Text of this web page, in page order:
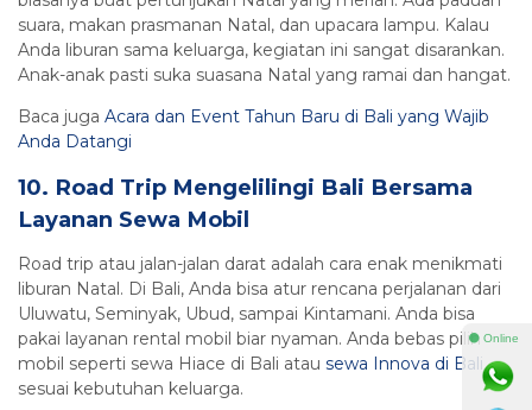
suara, makan prasmanan Natal, dan upacara lampu. Kalau
Anda liburan sama keluarga, kegiatan ini sangat disarankan.
Anak-anak pasti suka suasana Natal yang ramai dan hangat.
Baca juga Acara dan Event Tahun Baru di Bali yang Wajib
Anda Datangi
10. Road Trip Mengelilingi Bali Bersama
Layanan Sewa Mobil
Road trip atau jalan-jalan darat adalah cara enak menikmati
liburan Natal. Di Bali, Anda bisa atur rencana perjalanan dari
Uluwatu, Seminyak, Ubud, sampai Kintamani. Anda bisa
pakai layanan rental mobil biar nyaman. Anda bebas pilih
mobil seperti sewa Hiace di Bali atau sewa Innova di Bali
sesuai kebutuhan keluarga.
⚫ Online